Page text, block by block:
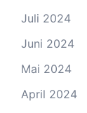
Juli 2024
Juni 2024
Mai 2024
April 2024